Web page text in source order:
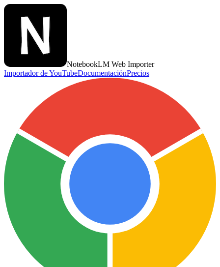
NotebookLM Web Importer
Importador de YouTubeDocumentaciónPrecios